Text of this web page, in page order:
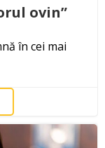
ovin”
în cei mai